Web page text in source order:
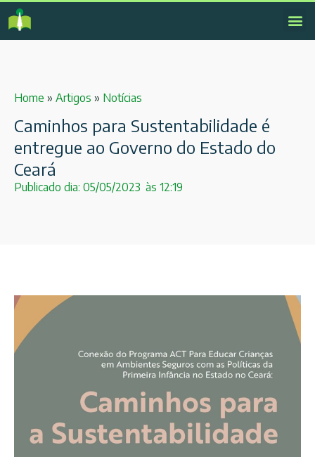
Home » Artigos » Notícias
Caminhos para Sustentabilidade é
entregue ao Governo do Estado do
Ceará
Publicado dia: 05/05/2023 às 12:19